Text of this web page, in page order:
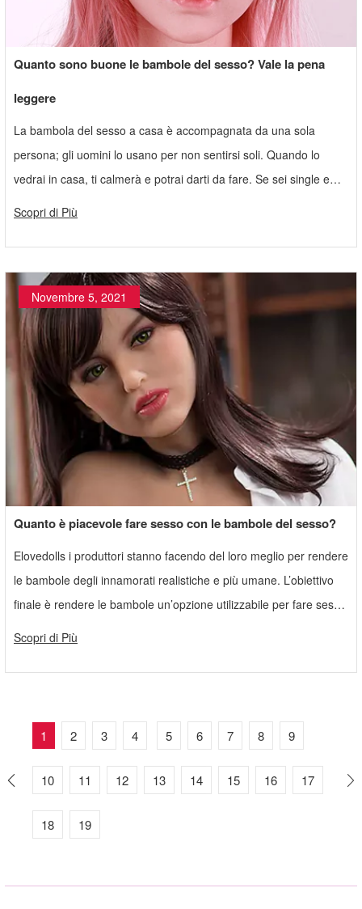
Quanto sono buone le bambole del sesso? Vale la pena
leggere
La bambola del sesso a casa è accompagnata da una sola
persona; gli uomini lo usano per non sentirsi soli. Quando lo
vedrai in casa, ti calmerà e potrai darti da fare. Se sei single e
Scopri di Più
Quanto è piacevole fare sesso con le bambole del sesso?
Elovedolls i produttori stanno facendo del loro meglio per rendere
le bambole degli innamorati realistiche e più umane. L’obiettivo
finale è rendere le bambole un’opzione utilizzabile per fare sesso
Scopri di Più
Novembre 5, 2021
1 2 3 4 5 6 7 8 9
10 11 12 13 14 15 16 17
18 19